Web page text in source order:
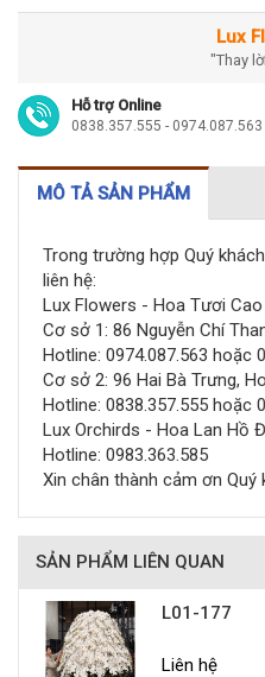
Lux
"Thay
Hỗ trợ Online
0838.357.555 -
MÔ TẢ SẢN PHẨM
Trong trường hợp Quý
liên hệ:
Lux Flowers - Hoa Tươi Cao
Cơ sở 1: 86 Nguyễn Chí
Hotline: 0974.087.563 hoặc
Cơ sở 2: 96 Hai Bà Trưng,
Hotline: 0838.357.555 hoặc
Lux Orchirds - Hoa Lan Hồ
Hotline: 0983.363.585
Xin chân thành cảm ơn Quý
SẢN PHẨM LIÊN QUAN
L01-177
Liên hệ